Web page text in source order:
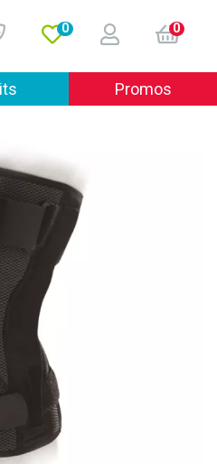
0 0
Afficher la navigation
Promos